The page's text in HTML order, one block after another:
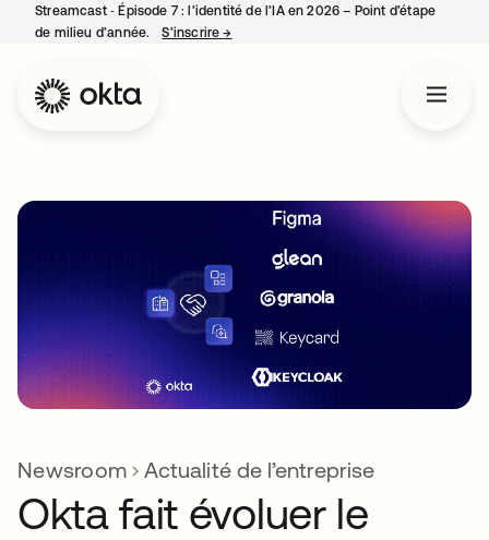
Streamcast ‑ Épisode 7 : l’identité de l’IA en 2026 – Point d’étape
de milieu d’année.
S’inscrire→
Newsroom Actualité de l’entreprise
Okta fait évoluer le